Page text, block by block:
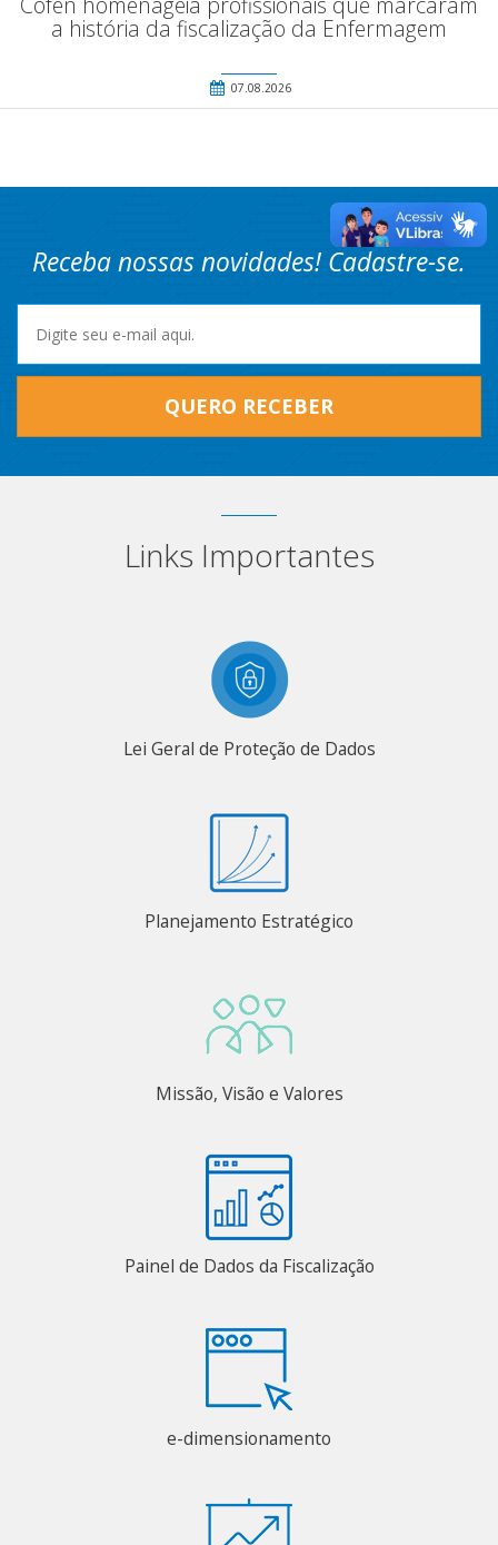
a história da fiscalização da Enfermagem
07.08.2026
Receba nossas novidades! Cadastre-se.
QUERO RECEBER
Links Importantes
Lei Geral de Proteção de Dados
Planejamento Estratégico
Missão, Visão e Valores
Painel de Dados da Fiscalização
e-dimensionamento